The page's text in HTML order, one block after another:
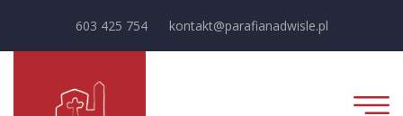
603 425 754 kontakt@parafianadwisle.pl